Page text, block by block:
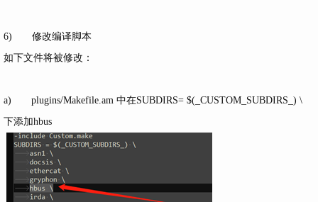
6) 修改编译脚本
如下文件将被修改：
a) plugins/Makefile.am 中在SUBDIRS= $(_CUSTOM_SUBDIRS_) \
下添加hbus